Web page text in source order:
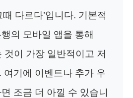
다르다’입니다. 기본적
의 모바일 앱을 통해
것이 가장 일반적이고 저
여기에 이벤트나 추가 우
조금 더 아낄 수 있습니